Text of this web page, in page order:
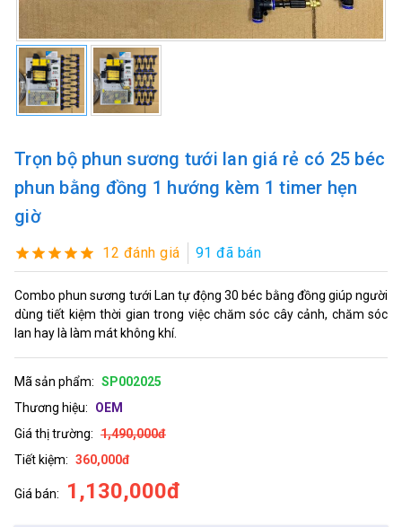
Trọn bộ phun sương tưới lan giá rẻ có 25 béc
phun bằng đồng 1 hướng kèm 1 timer hẹn
giờ
12 đánh giá 91 đã bán
Combo phun sương tưới Lan tự động 30 béc bằng đồng giúp người
dùng tiết kiệm thời gian trong việc chăm sóc cây cảnh, chăm sóc
lan hay là làm mát không khí.
Mã sản phẩm: SP002025
Thương hiệu:
OEM
Giá thị trường: 1,490,000đ
Tiết kiệm: 360,000đ
Giá bán: 1,130,000đ